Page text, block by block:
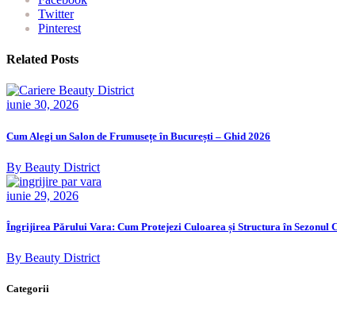
Twitter
Pinterest
Related Posts
iunie 30, 2026
Cum Alegi un Salon de Frumusețe în București – Ghid 2026
By Beauty District
iunie 29, 2026
Îngrijirea Părului Vara: Cum Protejezi Culoarea și Structura în Sezonul
By Beauty District
Categorii